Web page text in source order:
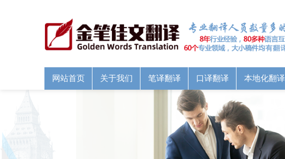
网站首页 关于我们 笔译翻译 口译翻译 本地化翻译